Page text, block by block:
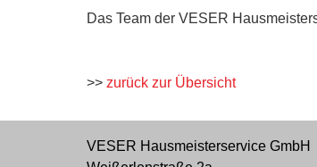
Das Team der VESER
>> zurück zur Übersicht
VESER Hausmeisterservice GmbH